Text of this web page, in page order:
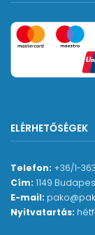
ELÉRHETŐSÉGEK
Telefon: +36/1-
Cím: 1149
E-mail:
Nyitvatartás: